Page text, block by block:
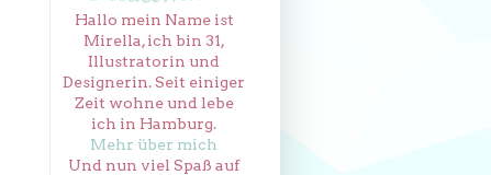
Hallo mein Name ist
Mirella, ich bin 31,
Illustratorin und
Designerin. Seit einiger
Zeit wohne und lebe
ich in Hamburg.
Mehr über mich
Und nun viel Spaß auf